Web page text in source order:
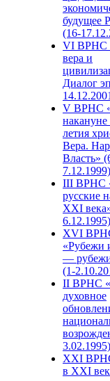
будущее
(16-
VI ВРНС
вера и
Диалог
V ВРНС
накануне
летия
Вера.
Власть»
7.12.1999)
III ВРНС
русские
XXI
6.12.1995)
XVI
«Рубежи
—
(1-
II ВРНС
духовное
3.02.1995)
XХI
в XXI